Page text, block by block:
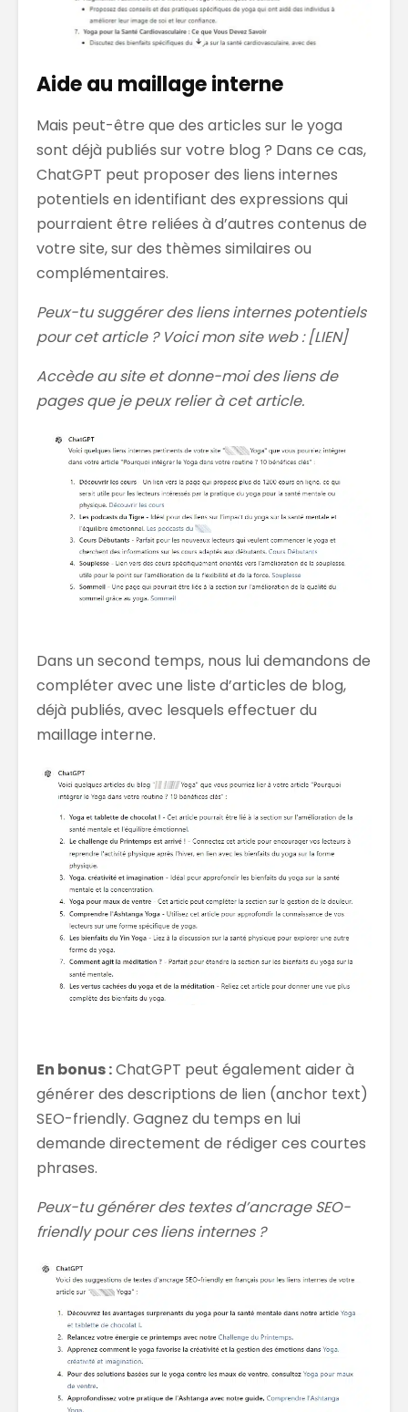
Aide au maillage interne
Mais peut-être que des articles sur le yoga
sont déjà publiés sur votre blog ? Dans ce cas,
ChatGPT peut proposer des liens internes
potentiels en identifiant des expressions qui
pourraient être reliées à d’autres contenus de
votre site, sur des thèmes similaires ou
complémentaires.
Peux-tu suggérer des liens internes potentiels
pour cet article ? Voici mon site web : [LIEN]
Accède au site et donne-moi des liens de
pages que je peux relier à cet article.
Dans un second temps, nous lui demandons de
compléter avec une liste d’articles de blog,
déjà publiés, avec lesquels effectuer du
maillage interne.
En bonus :ChatGPT peut également aider à
générer des descriptions de lien (anchor text)
SEO-friendly. Gagnez du temps en lui
demande directement de rédiger ces courtes
phrases.
Peux-tu générer des textes d’ancrage SEO-
friendly pour ces liens internes ?